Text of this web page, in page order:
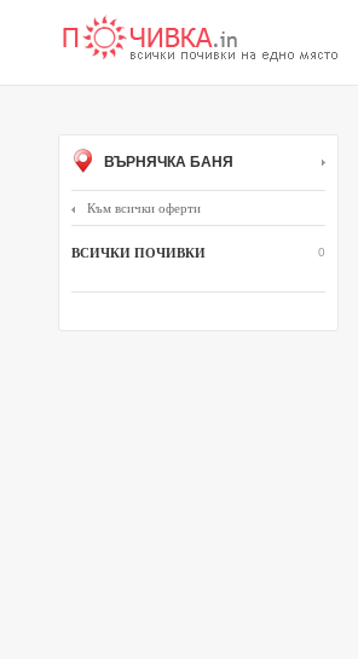
ВЪРНЯЧКА БАНЯ
Към всички оферти
ВСИЧКИ ПОЧИВКИ 0